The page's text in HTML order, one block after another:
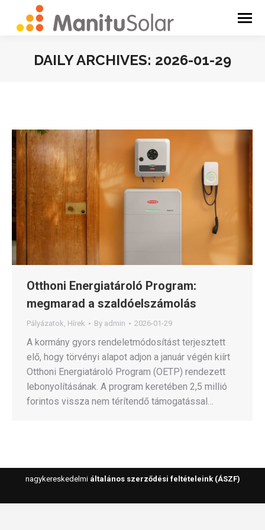
DAILY ARCHIVES: 2026-01-29
Otthoni Energiatároló Program:
megmarad a szaldóelszámolás
Pályázatok, Hírek By admin 2026-01-29
A kormány gyors rendeletmódosítást terjesztett
elő, hogy törvényi alapot adjon a január végén kiírt
Otthoni Energiatároló Program (OETP) rendezett
lebonyolításának. A program keretében 2,5 millió
forintos vissza nem térítendő támogatással…
nagykereskedelmi általános szerződési feltételeink (ÁSZF)